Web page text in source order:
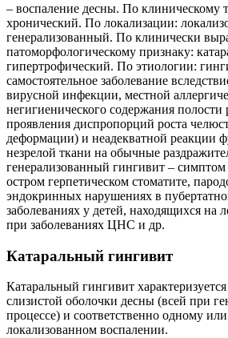
– воспаление десны. По клиническому
хронический. По локализации:
генерализованный. По клинически
патоморфологическому признаку:
гипертрофический. По этиологии:
самостоятельное заболевание
вирусной инфекции, местной
негигиенического содержания полости
проявления диспропорций роста
деформации) и неадекватной реакции
незрелой ткани на обычные
генерализованный гингивит –
остром герпетическом стоматите,
эндокринных нарушениях в
заболеваниях у детей, находящихся на
при заболеваниях ЦНС и др.
Катаральный гингивит
Катаральный гингивит
слизистой оболочки десны (всей при
процессе) и соответственно одному
локализованном воспалении.